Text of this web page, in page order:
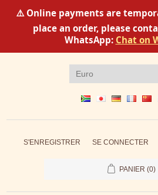
⚠️ Online payments are
place an order, please
WhatsApp: Chat on
S'ENREGISTRER SE CONNECTER
PANIER (0)